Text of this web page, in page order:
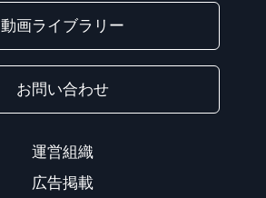
動画ライブラリー
お問い合わせ
運営組織
広告掲載